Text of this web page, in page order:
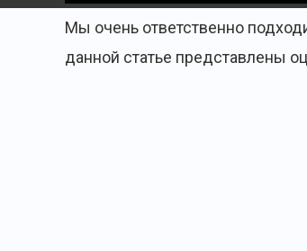
Мы очень ответственно
данной статье представлены